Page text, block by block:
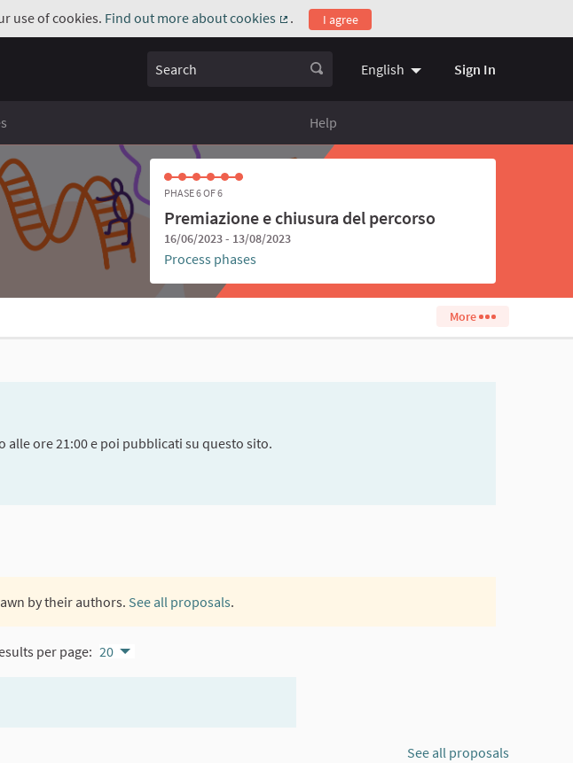
use of cookies. Find out more about cookies
(External link)
. I agree
Search English Choose language
Sign In
Help
PHASE 6 OF 6
Premiazione e chiusura del percorso
16/06/2023 - 13/08/2023
Process phases
More
ore 21:00 e poi pubblicati su questo sito.
by their authors. See all proposals.
per page: 20
See all proposals